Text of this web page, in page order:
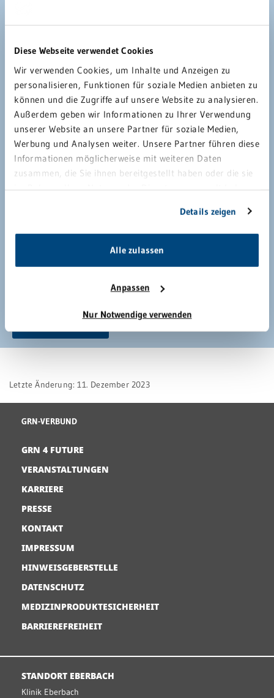
Diese Webseite verwendet Cookies
Wir verwenden Cookies, um Inhalte und Anzeigen zu
personalisieren, Funktionen für soziale Medien anbieten zu
können und die Zugriffe auf unsere Website zu analysieren.
Außerdem geben wir Informationen zu Ihrer Verwendung
unserer Website an unsere Partner für soziale Medien,
Werbung und Analysen weiter. Unsere Partner führen diese
Informationen möglicherweise mit weiteren Daten
zusammen, die Sie ihnen bereitgestellt haben oder die sie
im Rahmen Ihrer Nutzung der Dienste gesammelt haben.
Details zeigen
Alle zulassen
Anpassen
Nur Notwendige verwenden
Ich habe die Datenschutzhinweisegelesen und
erkläre mich mit ihnen einverstanden.
Datenschutzhinweise verstanden und akzeptiert*
Hier klicken
Letzte Änderung: 11. Dezember 2023
GRN-VERBUND
GRN 4 FUTURE
VERANSTALTUNGEN
KARRIERE
PRESSE
KONTAKT
IMPRESSUM
HINWEISGEBERSTELLE
DATENSCHUTZ
MEDIZINPRODUKTESICHERHEIT
BARRIEREFREIHEIT
STANDORT EBERBACH
Klinik Eberbach